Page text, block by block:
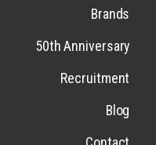
Brands
50th Anniversary
Recruitment
Blog